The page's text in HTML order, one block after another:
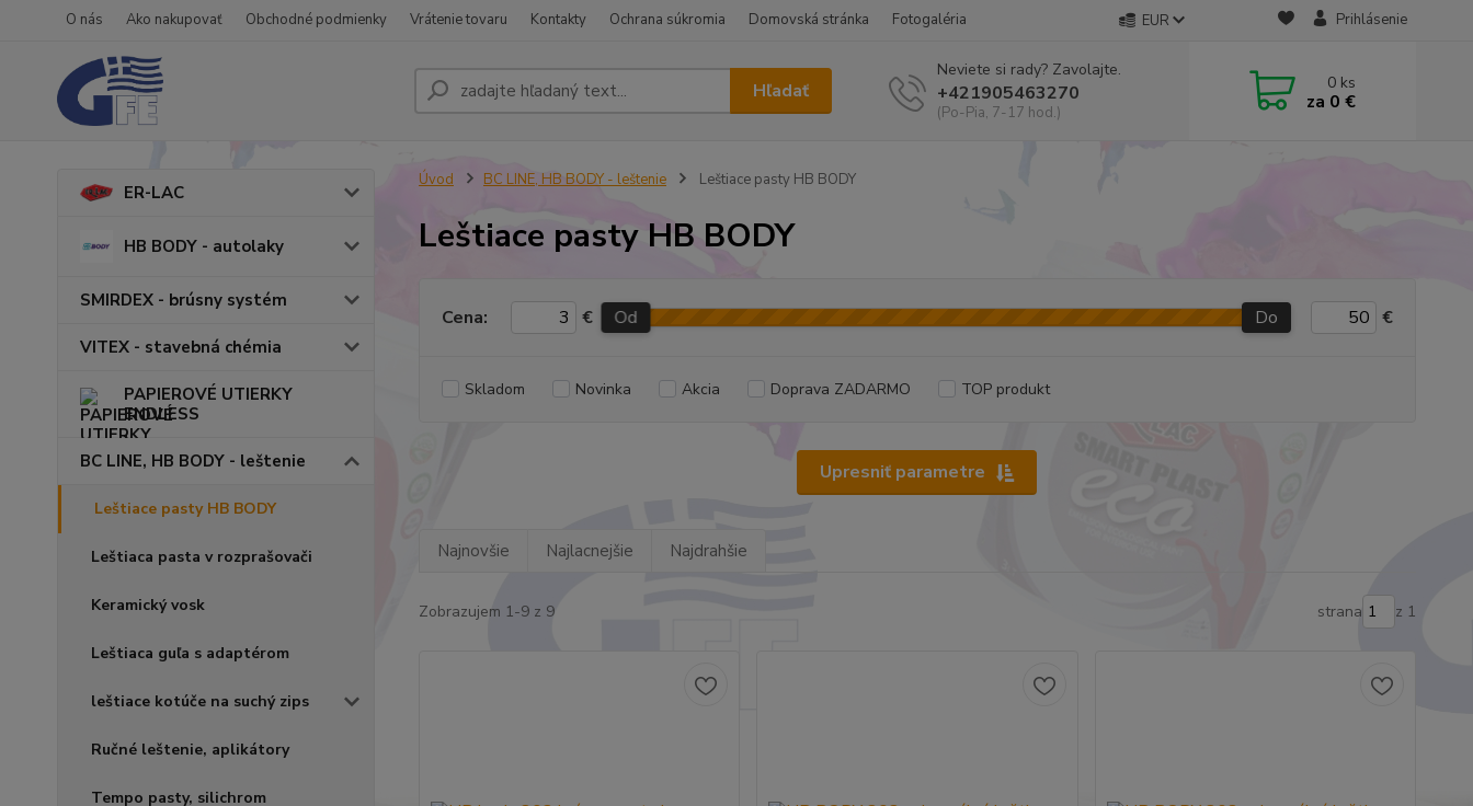
O nás Ako nakupovať Obchodné podmienky Vrátenie tovaru Kontakty Ochrana súkromia Domovská stránka Fotogaléria EUR Prihlásenie
Hľadať
Neviete si rady? Zavolajte.
+421905463270
(Po-Pia, 7-17 hod.)
0 ks
za 0 €
ER-LAC
HB BODY - autolaky
SMIRDEX - brúsny systém
VITEX - stavebná chémia
PAPIEROVÉ UTIERKY
ENDLESS
BC LINE, HB BODY - leštenie
Leštiace pasty HB BODY
Leštiaca pasta v rozprašovači
Keramický vosk
Leštiaca guľa s adaptérom
leštiace kotúče na suchý zips
Ručné leštenie, aplikátory
Tempo pasty, silichrom
Úvod BC LINE, HB BODY - leštenie Leštiace pasty HB BODY
Leštiace pasty HB BODY
Upresniť parametre
Cena: € Od Do €
Skladom Novinka Akcia Doprava ZADARMO TOP produkt
Najnovšie Najlacnejšie Najdrahšie
Zobrazujem 1-9 z 9 strana z 1